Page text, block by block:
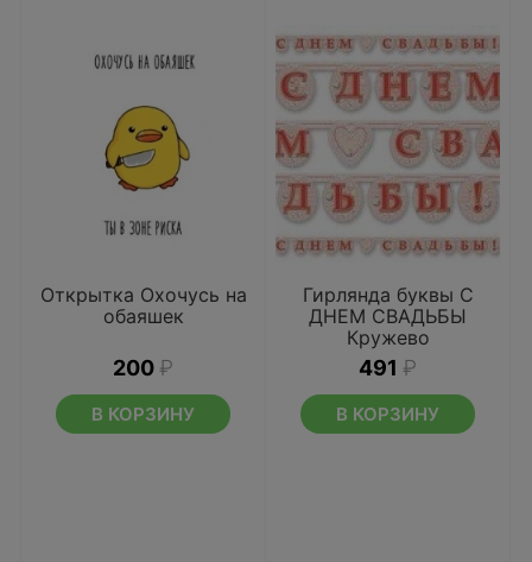
Открытка Охочусь на
обаяшек
200 ₽
В КОРЗИНУ
Гирлянда буквы С
ДНЕМ СВАДЬБЫ
Кружево
491 ₽
В КОРЗИНУ